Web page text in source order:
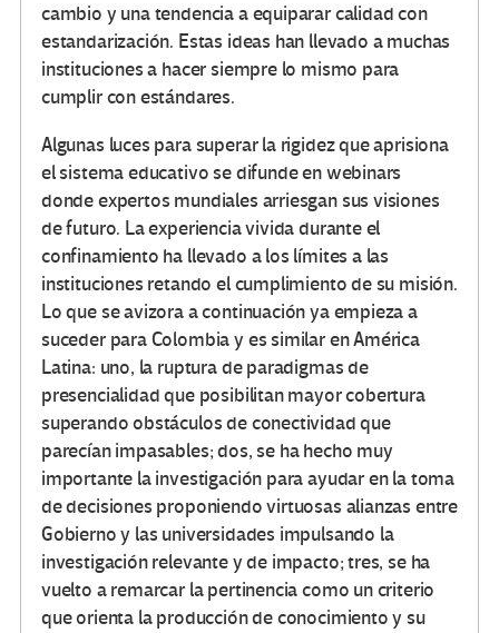
cambio y una tendencia a equiparar calidad con
estandarización. Estas ideas han llevado a muchas
instituciones a hacer siempre lo mismo para
cumplir con estándares.
Algunas luces para superar la rigidez que aprisiona
el sistema educativo se difunde en webinars
donde expertos mundiales arriesgan sus visiones
de futuro. La experiencia vivida durante el
confinamiento ha llevado a los límites a las
instituciones retando el cumplimiento de su misión.
Lo que se avizora a continuación ya empieza a
suceder para Colombia y es similar en América
Latina: uno, la ruptura de paradigmas de
presencialidad que posibilitan mayor cobertura
superando obstáculos de conectividad que
parecían impasables; dos, se ha hecho muy
importante la investigación para ayudar en la toma
de decisiones proponiendo virtuosas alianzas entre
Gobierno y las universidades impulsando la
investigación relevante y de impacto; tres, se ha
vuelto a remarcar la pertinencia como un criterio
que orienta la producción de conocimiento y su